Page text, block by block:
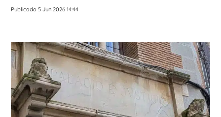
Publicado 5 Jun 2026 14:44